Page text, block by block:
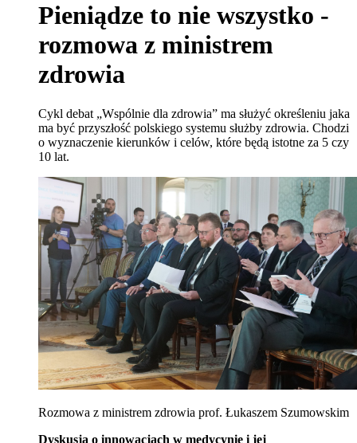
Pieniądze to nie wszystko -
rozmowa z ministrem
zdrowia
Cykl debat „Wspólnie dla zdrowia” ma służyć określeniu jaka
ma być przyszłość polskiego systemu służby zdrowia. Chodzi
o wyznaczenie kierunków i celów, które będą istotne za 5 czy
10 lat.
Rozmowa z ministrem zdrowia prof. Łukaszem Szumowskim
Dyskusja o innowacjach w medycynie i jej